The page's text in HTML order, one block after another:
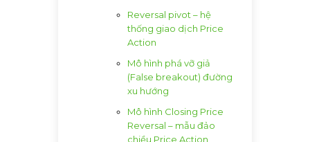
Reversal pivot – hệ
thống giao dịch Price
Action
Mô hình phá vỡ giả
(False breakout) đường
xu hướng
Mô hình Closing Price
Reversal – mẫu đảo
chiều Price Action